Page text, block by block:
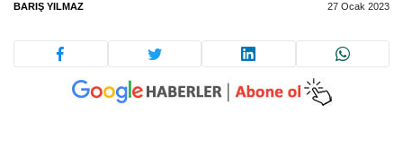
BARIŞ YILMAZ 27 Ocak 2023